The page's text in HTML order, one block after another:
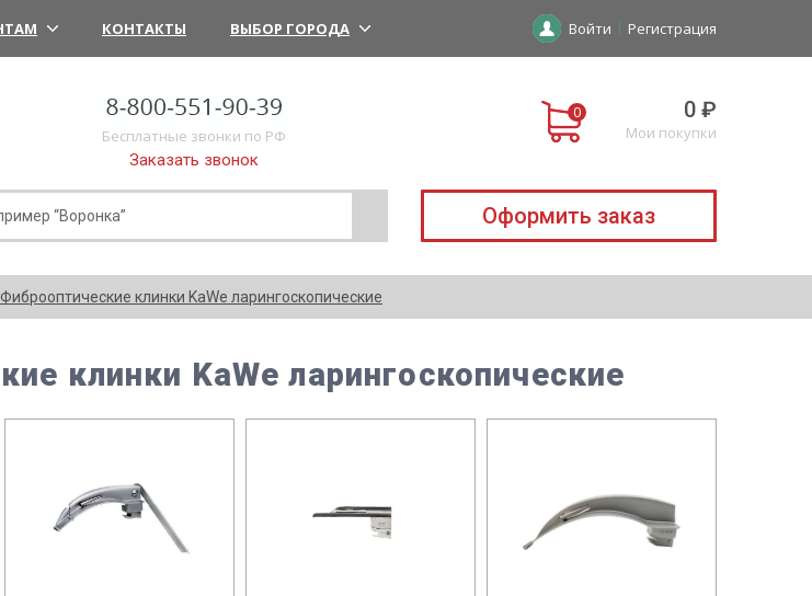
КОНТАКТЫ ВЫБОР ГОРОДА Войти Регистрация
Бесплатные звонки по РФ
Заказать звонок
0 ₽
Мои покупки
Оформить заказ
Фиброоптические клинки KaWe ларингоскопические
клинки KaWe ларингоскопические